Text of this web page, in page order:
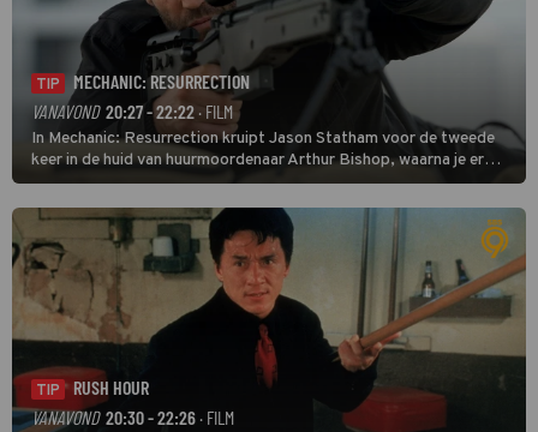
TIP
MECHANIC: RESURRECTION
VANAVOND 20:27 - 22:22· FILM
In Mechanic: Resurrection kruipt Jason Statham voor de tweede
keer in de huid van huurmoordenaar Arthur Bishop, waarna je er
donder op kunt zeggen dat er van Bishops geplande pensioen niet
veel terechtkomt.
TIP
RUSH HOUR
VANAVOND 20:30 - 22:26 · FILM